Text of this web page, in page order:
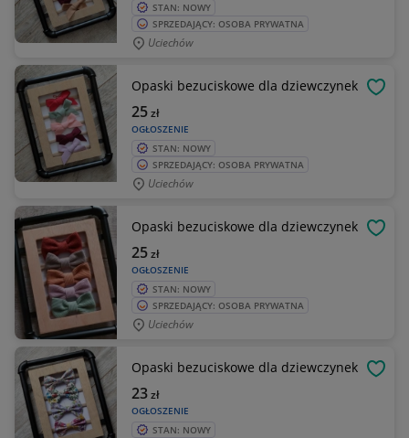
STAN: NOWY
SPRZEDAJĄCY: OSOBA PRYWATNA
Uciechów
Opaski bezuciskowe dla dziewczynek
OGŁOSZENIE
25zł
STAN: NOWY
SPRZEDAJĄCY: OSOBA PRYWATNA
Uciechów
Opaski bezuciskowe dla dziewczynek
OGŁOSZENIE
25zł
STAN: NOWY
SPRZEDAJĄCY: OSOBA PRYWATNA
Uciechów
Opaski bezuciskowe dla dziewczynek
OGŁOSZENIE
23zł
STAN: NOWY